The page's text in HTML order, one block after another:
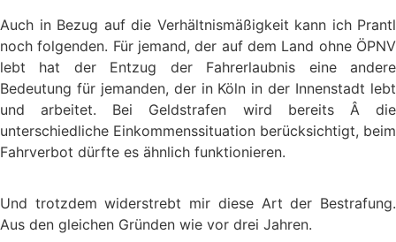
Auch in Bezug auf die Verhältnismäßigkeit kann ich Prantl
noch folgenden. Für jemand, der auf dem Land ohne ÖPNV
lebt hat der Entzug der Fahrerlaubnis eine andere
Bedeutung für jemanden, der in Köln in der Innenstadt lebt
und arbeitet. Bei Geldstrafen wird bereits Â die
unterschiedliche Einkommenssituation berücksichtigt, beim
Fahrverbot dürfte es ähnlich funktionieren.
Und trotzdem widerstrebt mir diese Art der Bestrafung.
Aus den gleichen Gründen wie vor drei Jahren.